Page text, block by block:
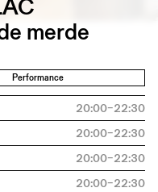
merde
Performance
20:00–22:30
20:00–22:30
20:00–22:30
20:00–22:30